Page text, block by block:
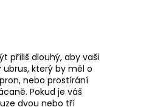
příliš dlouhý, aby vaši
který by měl o
nebo prostírání
Pokud je váš
dvou nebo tří